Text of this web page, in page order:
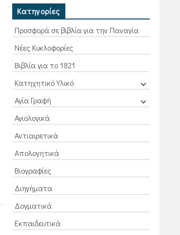
Κατηγορίες
Προσφορά σε βιβλία για την Παναγία
Νέες Κυκλοφορίες
Βιβλία για το 1821
Κατηχητικό Υλικό
Αγία Γραφή
Αγιολογικά
Αντιαιρετικά
Απολογητικά
Βιογραφίες
Διηγήματα
Δογματικά
Εκπαιδευτικά